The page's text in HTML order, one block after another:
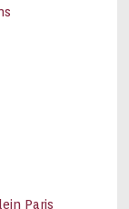
Paris